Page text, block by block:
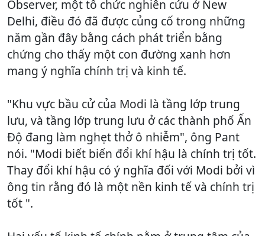
Observer, một tổ chức nghiên cứu ở New
Delhi, điều đó đã được củng cố trong những
năm gần đây bằng cách phát triển bằng
chứng cho thấy một con đường xanh hơn
mang ý nghĩa chính trị và kinh tế.
"Khu vực bầu cử của Modi là tầng lớp trung
lưu, và tầng lớp trung lưu ở các thành phố Ấn
Độ đang làm nghẹt thở ô nhiễm", ông Pant
nói. "Modi biết biến đổi khí hậu là chính trị tốt.
Thay đổi khí hậu có ý nghĩa đối với Modi bởi vì
ông tin rằng đó là một nền kinh tế và chính trị
tốt ".